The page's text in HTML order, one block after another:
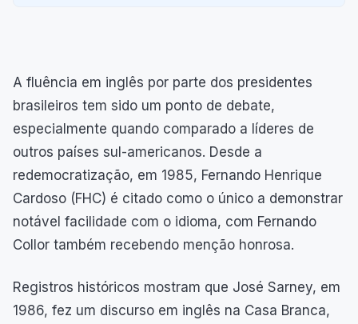
A fluência em inglês por parte dos presidentes
brasileiros tem sido um ponto de debate,
especialmente quando comparado a líderes de
outros países sul-americanos. Desde a
redemocratização, em 1985, Fernando Henrique
Cardoso (FHC) é citado como o único a demonstrar
notável facilidade com o idioma, com Fernando
Collor também recebendo menção honrosa.
Registros históricos mostram que José Sarney, em
1986, fez um discurso em inglês na Casa Branca,